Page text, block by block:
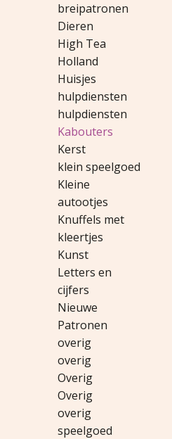
breipatronen
Dieren
High Tea
Holland
Huisjes
hulpdiensten
hulpdiensten
Kabouters
Kerst
klein speelgoed
Kleine
autootjes
Knuffels met
kleertjes
Kunst
Letters en
cijfers
Nieuwe
Patronen
overig
overig
Overig
Overig
overig
speelgoed